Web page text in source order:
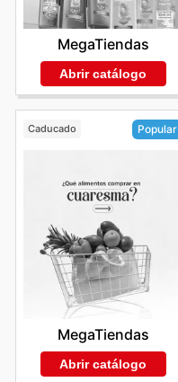
MegaTiendas
Abrir catálogo
Caducado Popular
MegaTiendas
Abrir catálogo